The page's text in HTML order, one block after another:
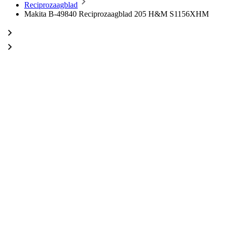
Reciprozaagblad
Makita B-49840 Reciprozaagblad 205 H&M S1156XHM